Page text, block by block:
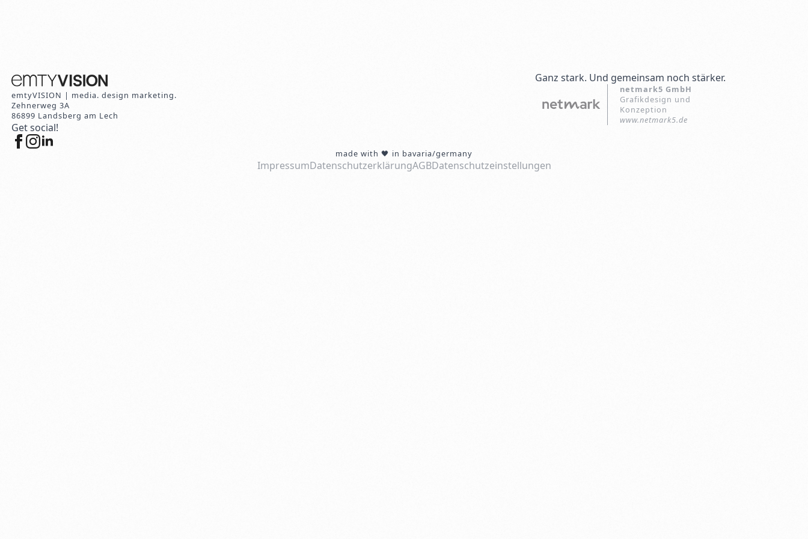
emtyVISION | media. design marketing.
Zehnerweg 3A
86899 Landsberg am Lech
Get social!
Ganz stark. Und gemeinsam noch stärker.
netmark5 GmbH
Grafikdesign und
Konzeption
www.netmark5.de
made with 🖤 in bavaria/germany
ImpressumDatenschutzerklärungAGBDatenschutzeinstellungen